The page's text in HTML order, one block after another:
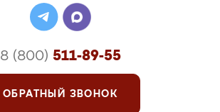
8 (800) 511-89-55
ОБРАТНЫЙ ЗВОНОК